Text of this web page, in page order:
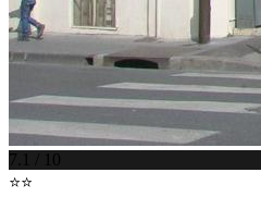
7.1 / 10
⭐⭐